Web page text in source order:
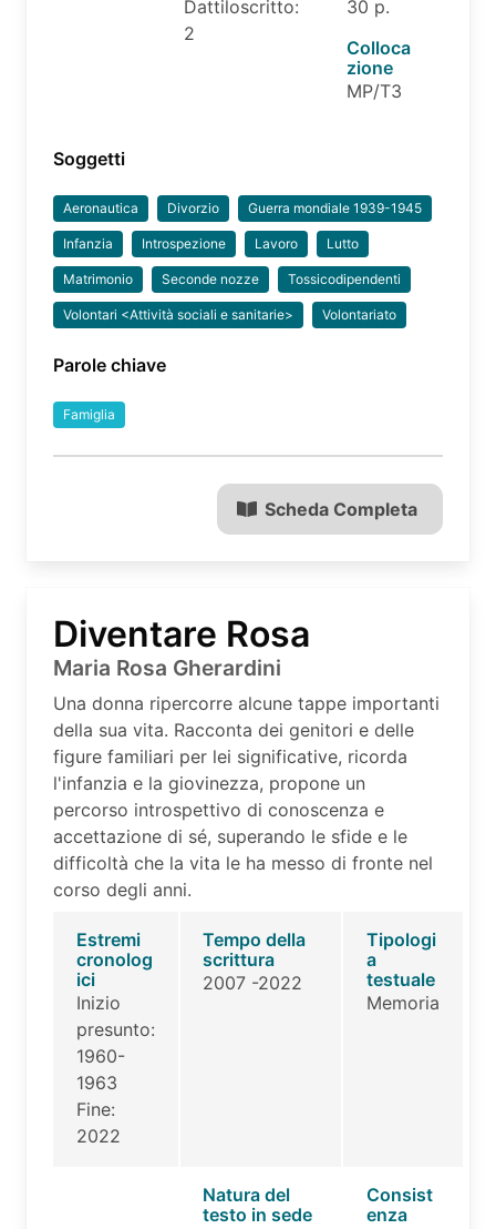
Dattiloscritto:
2
30 p.
Colloca
zione
MP/T3
Soggetti
Aeronautica Divorzio Guerra mondiale 1939-1945
Infanzia Introspezione Lavoro Lutto
Matrimonio Seconde nozze Tossicodipendenti
Volontari <Attività sociali e sanitarie> Volontariato
Parole chiave
Famiglia
Scheda Completa
Diventare Rosa
Maria Rosa Gherardini
Una donna ripercorre alcune tappe importanti
della sua vita. Racconta dei genitori e delle
figure familiari per lei significative, ricorda
l'infanzia e la giovinezza, propone un
percorso introspettivo di conoscenza e
accettazione di sé, superando le sfide e le
difficoltà che la vita le ha messo di fronte nel
corso degli anni.
Estremi
cronolog
ici
Inizio
presunto:
1960-
1963
Fine:
2022
Tempo della
scrittura
2007 -2022
Tipologi
a
testuale
Memoria
Natura del
testo in sede
Consist
enza